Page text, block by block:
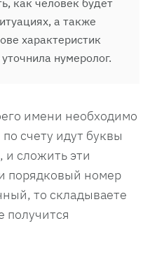
а также
характеристик
нумеролог.
имени необходимо
счету идут буквы
и сложить эти
порядковый номер
то складываете
получится